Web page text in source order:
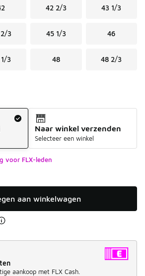
42 2/3 43 1/3
3 45 1/3 46
3 48 48 2/3
Naar winkel verzenden
Selecteer een winkel
voor FLX-leden
aan winkelwagen
aankoop met FLX Cash.